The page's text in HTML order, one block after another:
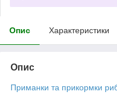
Опис Характеристики
Опис
Приманки та прикормки